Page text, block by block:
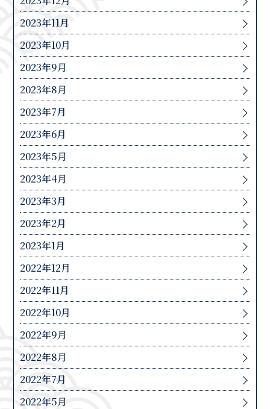
2023年11月
2023年10月
2023年9月
2023年8月
2023年7月
2023年6月
2023年5月
2023年4月
2023年3月
2023年2月
2023年1月
2022年12月
2022年11月
2022年10月
2022年9月
2022年8月
2022年7月
2022年5月